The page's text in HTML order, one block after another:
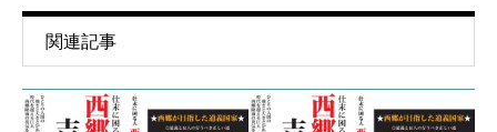
関連記事